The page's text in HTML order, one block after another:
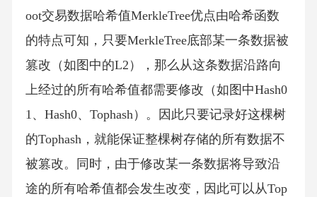
oot交易数据哈希值MerkleTree优点由哈希函数
的特点可知，只要MerkleTree底部某一条数据被
篡改（如图中的L2），那么从这条数据沿路向
上经过的所有哈希值都需要修改（如图中Hash0
1、Hash0、Tophash）。因此只要记录好这棵树
的Tophash，就能保证整棵树存储的所有数据不
被篡改。同时，由于修改某一条数据将导致沿
途的所有哈希值都会发生改变，因此可以从Top